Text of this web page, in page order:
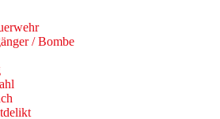
/ Bombe